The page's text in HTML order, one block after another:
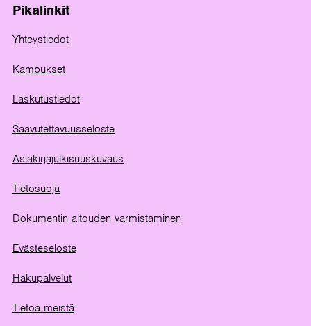
Pikalinkit
Yhteystiedot
Kampukset
Laskutustiedot
Saavutettavuusseloste
Asiakirjajulkisuuskuvaus
Tietosuoja
Dokumentin aitouden varmistaminen
Evästeseloste
Hakupalvelut
Tietoa meistä